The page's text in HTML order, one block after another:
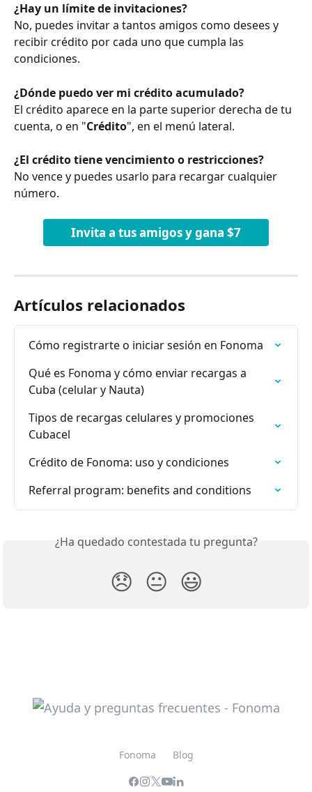
¿Hay un límite de invitaciones?
No, puedes invitar a tantos amigos como desees y
recibir crédito por cada uno que cumpla las
condiciones.
¿Dónde puedo ver mi crédito acumulado?
El crédito aparece en la parte superior derecha de tu
cuenta, o en "Crédito", en el menú lateral.
¿El crédito tiene vencimiento o restricciones?
No vence y puedes usarlo para recargar cualquier
número.
Invita a tus amigos y gana $7
Artículos relacionados
Cómo registrarte o iniciar sesión en Fonoma
Qué es Fonoma y cómo enviar recargas a
Cuba (celular y Nauta)
Tipos de recargas celulares y promociones
Cubacel
Crédito de Fonoma: uso y condiciones
Referral program: benefits and conditions
¿Ha quedado contestada tu pregunta?
😞 😐 😃
Fonoma Blog